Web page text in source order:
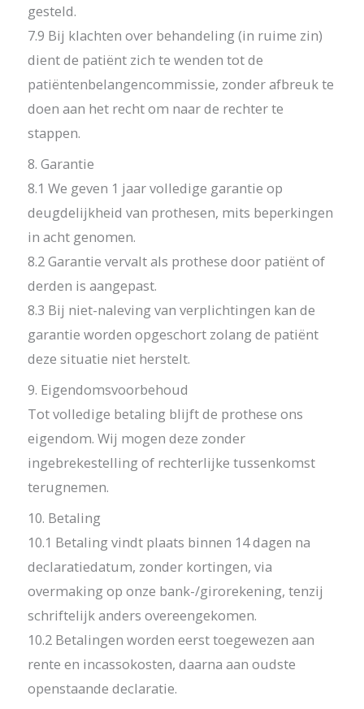
gesteld.
7.9 Bij klachten over behandeling (in ruime zin)
dient de patiënt zich te wenden tot de
patiëntenbelangencommissie, zonder afbreuk te
doen aan het recht om naar de rechter te
stappen.
8. Garantie
8.1 We geven 1 jaar volledige garantie op
deugdelijkheid van prothesen, mits beperkingen
in acht genomen.
8.2 Garantie vervalt als prothese door patiënt of
derden is aangepast.
8.3 Bij niet-naleving van verplichtingen kan de
garantie worden opgeschort zolang de patiënt
deze situatie niet herstelt.
9. Eigendomsvoorbehoud
Tot volledige betaling blijft de prothese ons
eigendom. Wij mogen deze zonder
ingebrekestelling of rechterlijke tussenkomst
terugnemen.
10. Betaling
10.1 Betaling vindt plaats binnen 14 dagen na
declaratiedatum, zonder kortingen, via
overmaking op onze bank-/girorekening, tenzij
schriftelijk anders overeengekomen.
10.2 Betalingen worden eerst toegewezen aan
rente en incassokosten, daarna aan oudste
openstaande declaratie.